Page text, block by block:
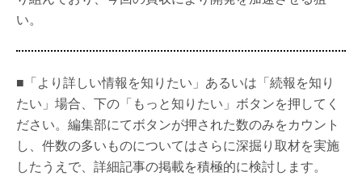
い。
■「より詳しい情報を知りたい」あるいは「続報を知り
たい」場合、下の「もっと知りたい」ボタンを押してく
ださい。編集部にてボタンが押された数のみをカウント
し、件数の多いものについてはさらに深掘り取材を実施
したうえで、詳細記事の掲載を積極的に検討します。